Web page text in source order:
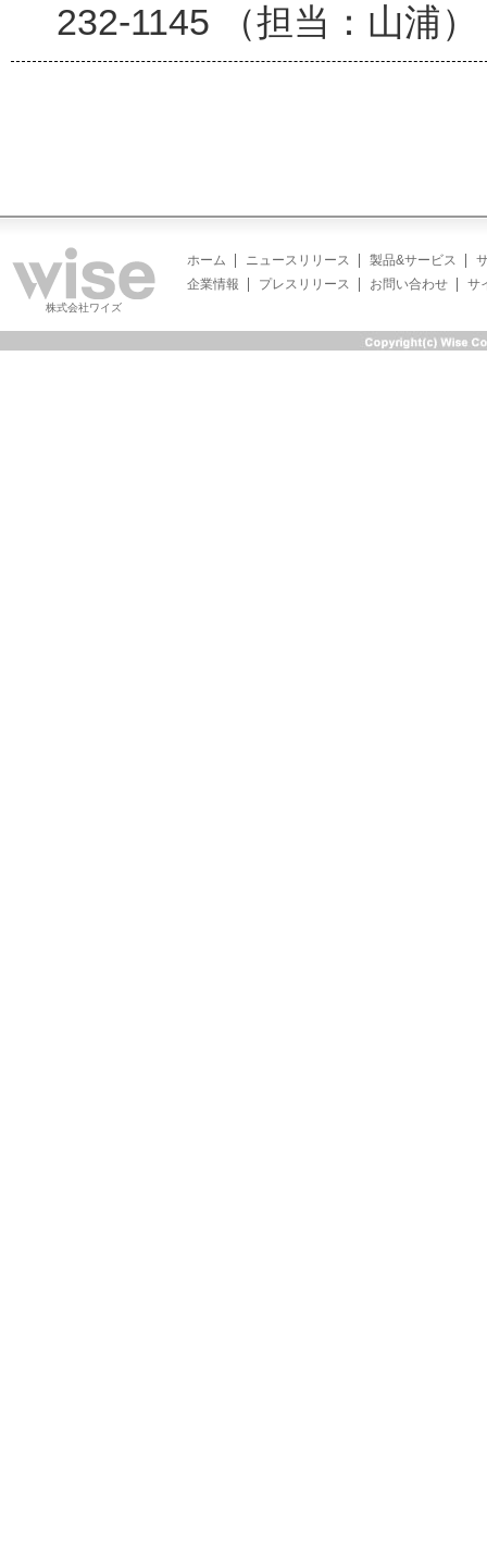
232-1145 （担当：山浦）
株式会社ワイズ
ホーム ニュースリリース 製品&サービス
企業情報
プレスリリース お問い合わせ サ